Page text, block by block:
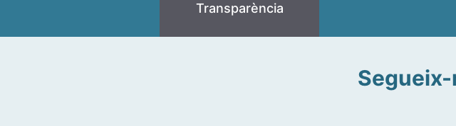
Transparència